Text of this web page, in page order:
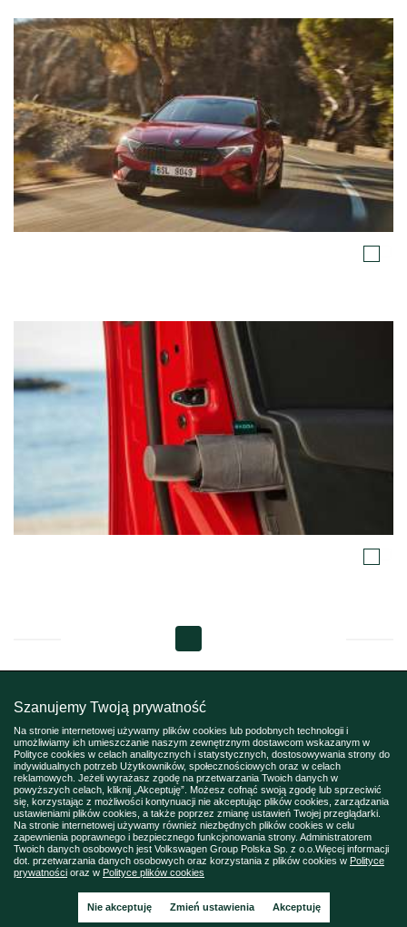
Szanujemy Twoją prywatność
Na stronie internetowej używamy plików cookies lub podobnych technologii i
umożliwiamy ich umieszczanie naszym zewnętrznym dostawcom wskazanym w
Polityce cookies w celach analitycznych i statystycznych, dostosowywania strony do
indywidualnych potrzeb Użytkowników, społecznościowych oraz w celach
reklamowych. Jeżeli wyrażasz zgodę na przetwarzania Twoich danych w
powyższych celach, kliknij „Akceptuję”. Możesz cofnąć swoją zgodę lub sprzeciwić
się, korzystając z możliwości kontynuacji nie akceptując plików cookies, zarządzania
ustawieniami plików cookies, a także poprzez zmianę ustawień Twojej przeglądarki.
Na stronie internetowej używamy również niezbędnych plików cookies w celu
zapewnienia poprawnego i bezpiecznego funkcjonowania strony. Administratorem
Twoich danych osobowych jest Volkswagen Group Polska Sp. z o.o.Więcej informacji
dot. przetwarzania danych osobowych oraz korzystania z plików cookies w Polityce
prywatności oraz w Polityce plików cookies
Nie akceptuję Zmień ustawienia Akceptuję